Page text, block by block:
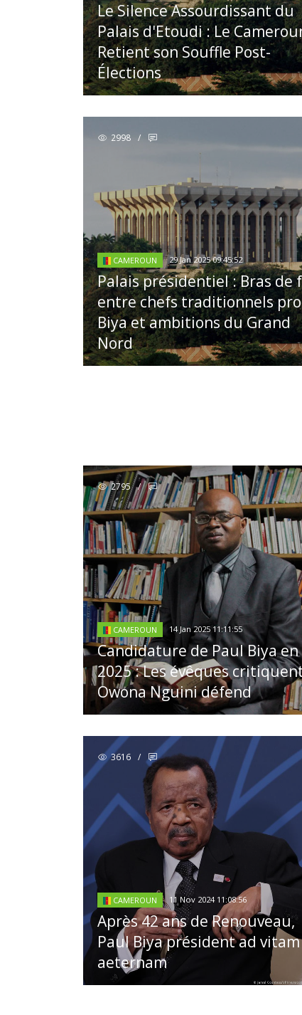
Le Silence Assourdissant du
Palais d'Etoudi : Le
Retient son Souffle Post-
Élections
2998 /
CAMEROUN 29 Jan 2025 09:45:52
Palais présidentiel : Bras de
entre chefs traditionnels
Biya et ambitions du Grand
Nord
2795 /
CAMEROUN 14 Jan 2025 11:11:55
Candidature de Paul Biya en
2025 : Les évêques
Owona Nguini défend
3616 /
CAMEROUN 11 Nov 2024 11:08:56
Après 42 ans de Renouveau,
Paul Biya président ad vitam
aeternam